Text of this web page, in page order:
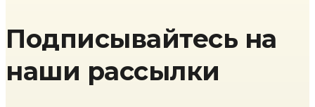
Подписывайтесь на
наши рассылки